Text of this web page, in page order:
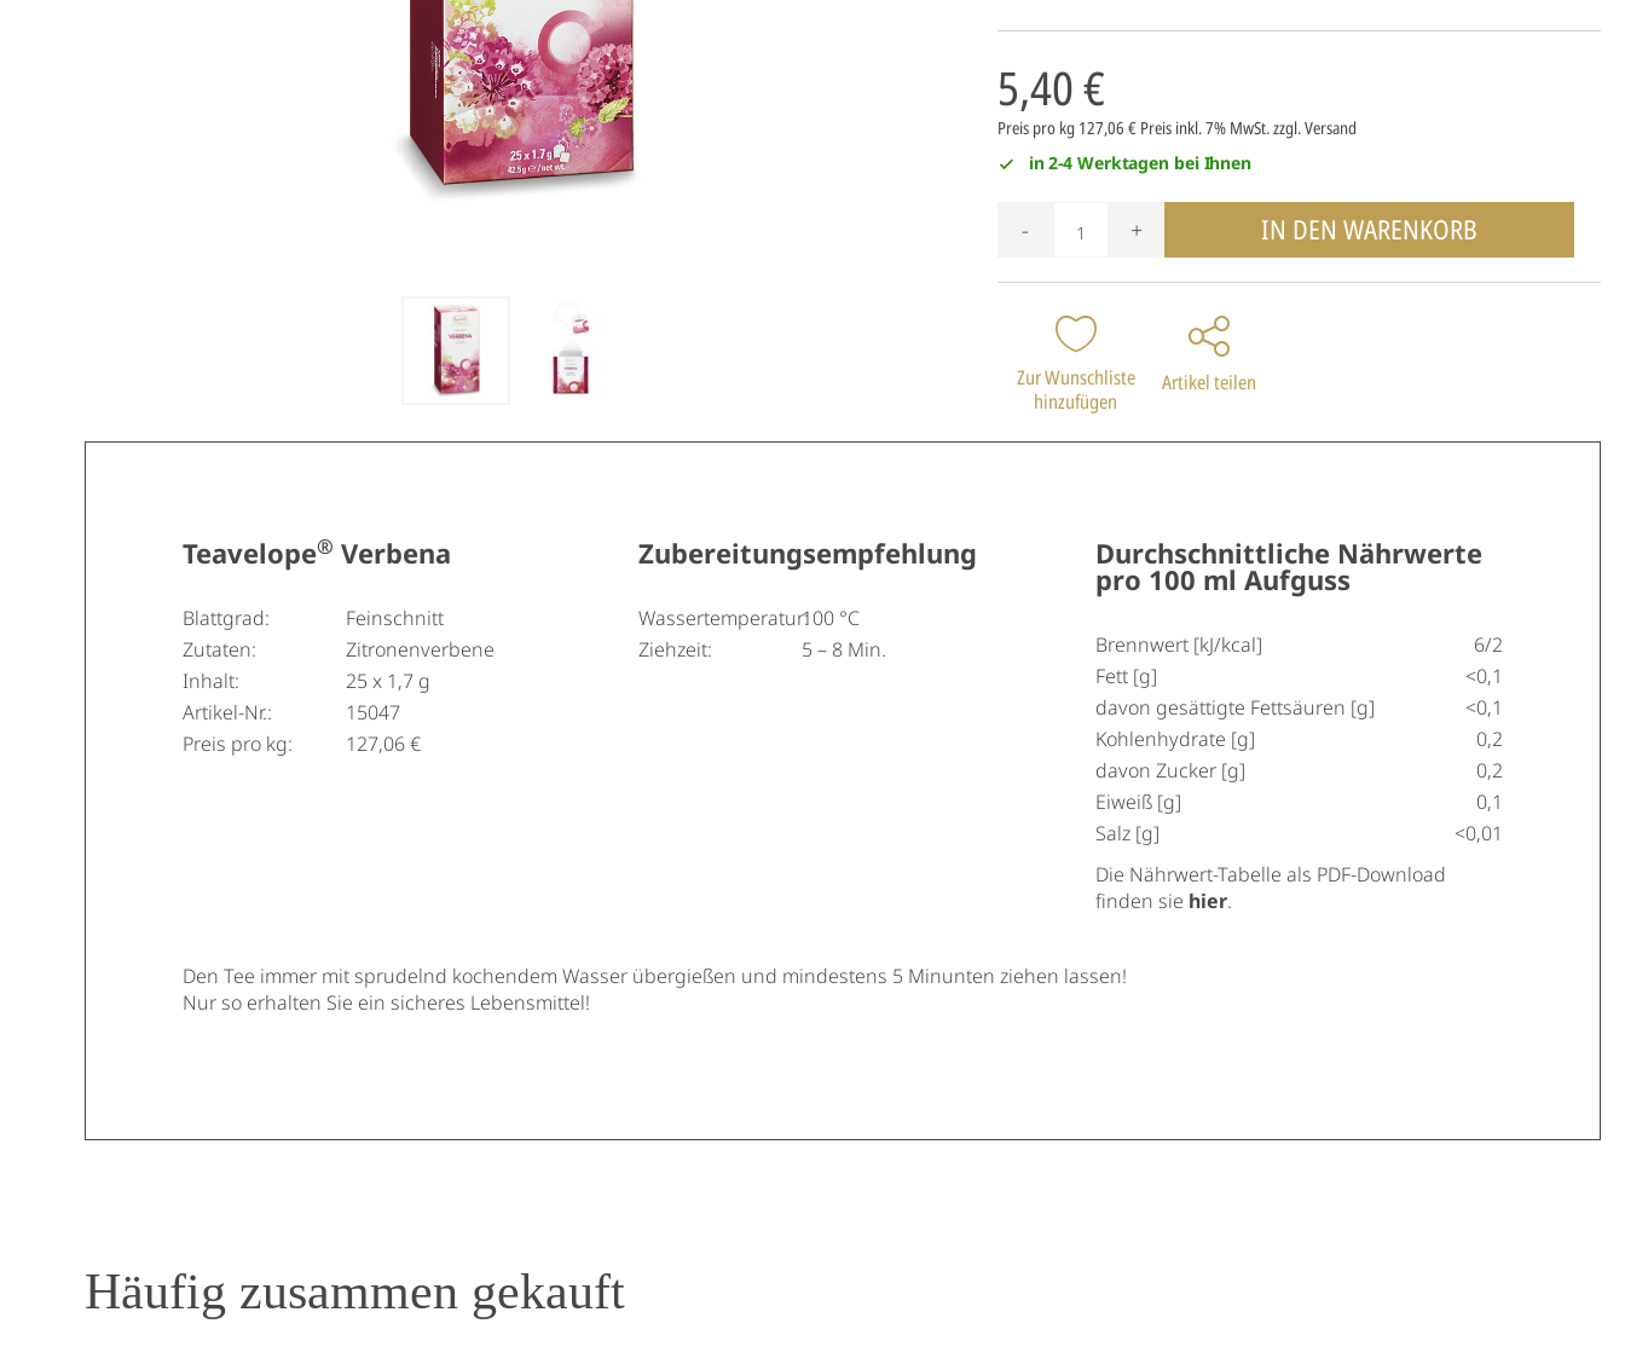
5,40 €
Preis pro kg 127,06 € Preis inkl. 7% MwSt.zzgl. Versand
in 2-4 Werktagen bei Ihnen
+
- IN DEN WARENKORB
Zur Wunschliste
hinzufügen
Artikel teilen
Teavelope® Verbena
Blattgrad:
Feinschnitt
Zutaten:
Zitronenverbene
Inhalt:
25 x 1,7 g
Artikel-Nr.:
15047
Preis pro kg:
127,06 €
Zubereitungsempfehlung
Wassertemperatur:100 °C
Ziehzeit:
5 – 8 Min.
Durchschnittliche Nährwerte
pro 100 ml Aufguss
Brennwert [kJ/kcal]
6/2
Fett [g]
<0,1
davon gesättigte Fettsäuren [g]
<0,1
Kohlenhydrate [g]
0,2
davon Zucker [g]
0,2
Eiweiß [g]
0,1
Salz [g]
<0,01
Die Nährwert-Tabelle als PDF-Download
finden sie hier.
Den Tee immer mit sprudelnd kochendem Wasser übergießen und mindestens 5 Minunten ziehen lassen!
Nur so erhalten Sie ein sicheres Lebensmittel!
Häufig zusammen gekauft